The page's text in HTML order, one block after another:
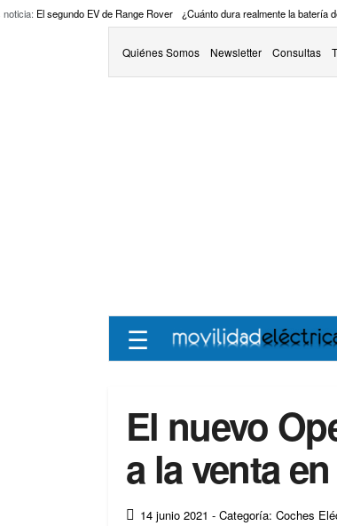
noticia: El segundo EV de Range Rover ¿Cuánto dura realmente la batería
Quiénes Somos Newsletter Consultas
☰
El nuevo
a la venta
14 junio 2021 - Categoría: Coches